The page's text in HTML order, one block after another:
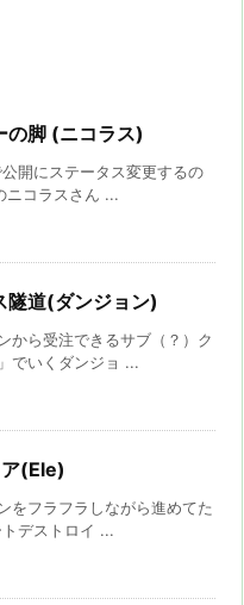
の脚 (ニコラス)
開にステータス変更するの
ニコラスさん ...
隧道(ダンジョン)
から受注できるサブ（？）ク
でいくダンジョ ...
(Ele)
をフラフラしながら進めてた
デストロイ ...